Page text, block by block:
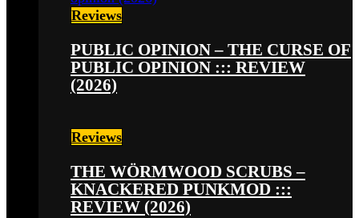
Reviews
PUBLIC OPINION – THE CURSE OF
PUBLIC OPINION ::: REVIEW
(2026)
Reviews
THE WÖRMWOOD SCRUBS –
KNACKERED PUNKMOD :::
REVIEW (2026)